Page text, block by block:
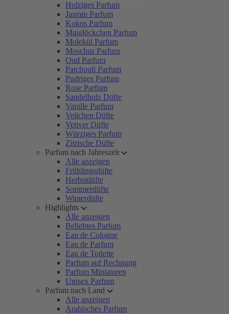
Holziges Parfum
Jasmin Parfum
Kokos Parfum
Maiglöckchen Parfum
Molekül Parfum
Moschus Parfum
Oud Parfum
Patchouli Parfum
Pudriges Parfum
Rose Parfum
Sandelholz Düfte
Vanille Parfum
Veilchen Düfte
Vetiver Düfte
Würziges Parfum
Zitrische Düfte
Parfum nach Jahreszeit
Alle anzeigen
Frühlingsdüfte
Herbstdüfte
Sommerdüfte
Winterdüfte
Highlights
Alle anzeigen
Beliebtes Parfum
Eau de Cologne
Eau de Parfum
Eau de Toilette
Parfum auf Rechnung
Parfum Miniaturen
Unisex Parfum
Parfum nach Land
Alle anzeigen
Arabisches Parfum